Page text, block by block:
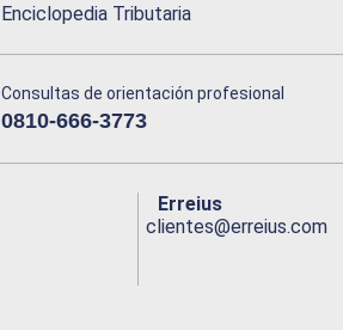
Enciclopedia Tributaria
Consultas de orientación profesional
0810-666-3773
Erreius
clientes@erreius.com